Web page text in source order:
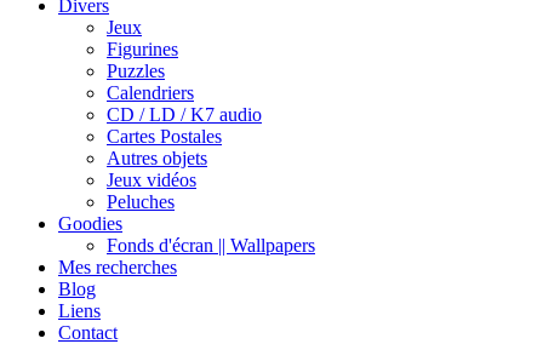
Divers
Jeux
Figurines
Puzzles
Calendriers
CD / LD / K7 audio
Cartes Postales
Autres objets
Jeux vidéos
Peluches
Goodies
Fonds d'écran || Wallpapers
Mes recherches
Blog
Liens
Contact